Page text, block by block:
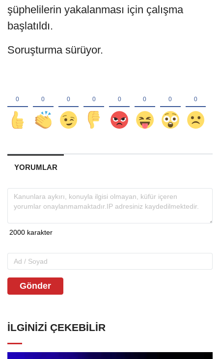
şüphelilerin yakalanması için çalışma
başlatıldı.
Soruşturma sürüyor.
YORUMLAR
Gönder
İLGINIZI ÇEKEBILIR